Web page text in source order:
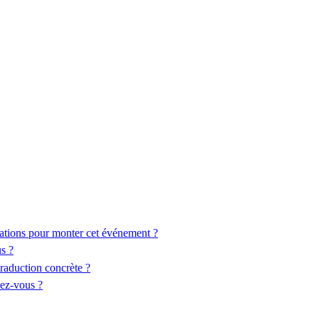
pour monter cet événement ?
?
concrète ?
vous ?